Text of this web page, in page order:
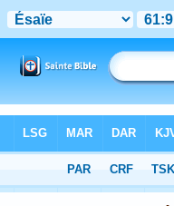
Chapitre 61> Verset 9